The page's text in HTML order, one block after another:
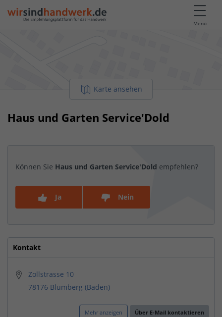
Menü
Karte ansehen
Haus und Garten Service'Dold
Können Sie Haus und Garten Service'Dold empfehlen?
Ja Nein
Kontakt
Zollstrasse 10
78176 Blumberg (Baden)
Mehr anzeigen Über E-Mail kontaktieren